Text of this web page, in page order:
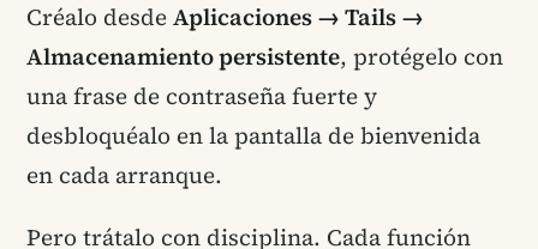
Créalo desdeAplicaciones → Tails →
Almacenamiento persistente, protégelo con
una frase de contraseña fuerte y
desbloquéalo en la pantalla de bienvenida
en cada arranque.
Pero trátalo con disciplina. Cada función